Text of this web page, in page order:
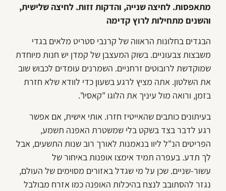
מתאפסות. לחיצה שנייה, והדקות זזות. לחיצה שלישית,
והשנים מתחילות לרוץ קדימה
הבגדים בחלונות הראווה של קרנבי סטריט מלאים בגדי
משבצות צבעוניים. בשוק המעצבן של קמדן יש חנות מיוחדת
שמוקדשת לרובוטים זרחניים. השמרנים עומדים לכבוש שוב
את השלטון. אתה מציץ לרגע בשעון כדי לוודא שלא חזרת
בזמן, ורואה מול עיניך את הלוגו "קאסיו".
בעיתונים כותבים שהאייטיז חזרו. אותי אישית, אם אפשר
רגע לדבר בצד בשקט בלי שמשטרת האפנה תשמע,
הפריטים הנ"ל ליוו בנאמנות לאורך רוב שנות התשעים, אבל
לך תדע. בעפרה תמיד אימצו אופנות באיחור של
עשור-שניים. שכן על מי שגדל באזורים מסוימים של העולם,
נגזר להסתובב לנצח בהיכלות האופנה כמו אזרח מבולבל